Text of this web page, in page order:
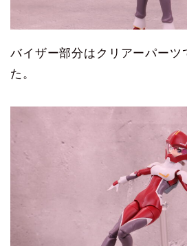
バイザー部分はクリアーパーツ
た。